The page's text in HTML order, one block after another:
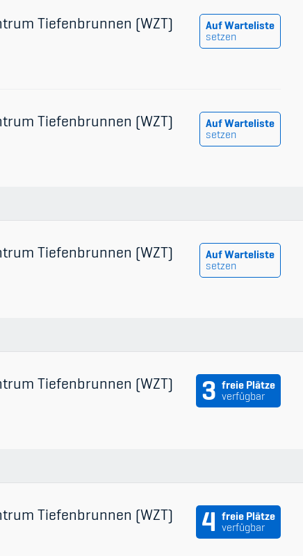
Tiefenbrunnen (WZT) Auf Warteliste
setzen
Tiefenbrunnen (WZT) Auf Warteliste
setzen
Tiefenbrunnen (WZT) Auf Warteliste
setzen
Tiefenbrunnen (WZT) 3 freie Plätze
verfügbar
Tiefenbrunnen (WZT) 4 freie Plätze
verfügbar